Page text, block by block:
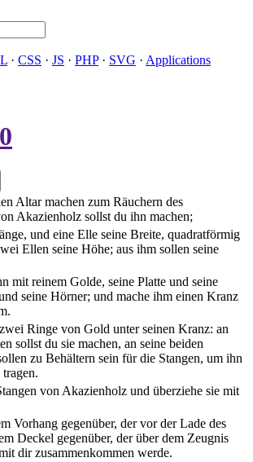
· CSS · JS · PHP· SVG · Applications
Altar machen zum Räuchern des
Akazienholz sollst du ihn machen;
und eine Elle seine Breite, quadratförmig
Ellen seine Höhe; aus ihm sollen seine
mit reinem Golde, seine Platte und seine
seine Hörner; und mache ihm einen Kranz
Ringe von Gold unter seinen Kranz: an
sollst du sie machen, an seine beiden
zu Behältern sein für die Stangen, um ihn
von Akazienholz und überziehe sie mit
Vorhang gegenüber, der vor der Lade des
Deckel gegenüber, der über dem Zeugnis
dir zusammenkommen werde.